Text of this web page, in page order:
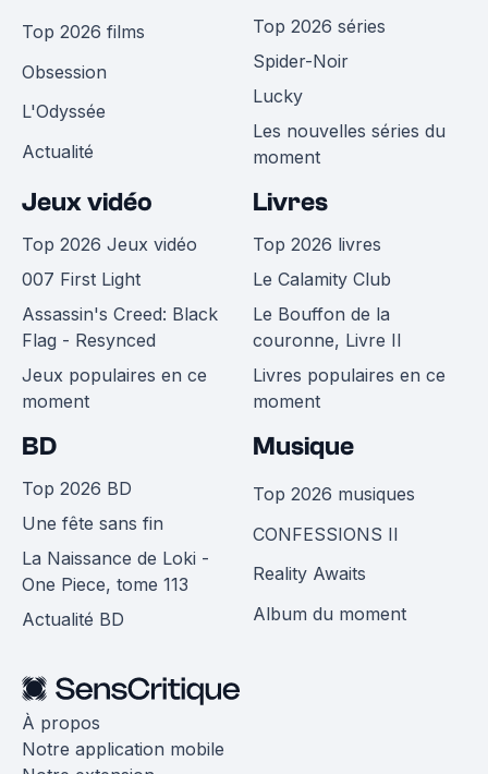
Top 2026 films
Obsession
L'Odyssée
Actualité
Top 2026 séries
Spider-Noir
Lucky
Les nouvelles séries du
moment
Jeux vidéo
Top 2026 Jeux vidéo
007 First Light
Assassin's Creed: Black
Flag - Resynced
Jeux populaires en ce
moment
Livres
Top 2026 livres
Le Calamity Club
Le Bouffon de la
couronne, Livre II
Livres populaires en ce
moment
BD
Top 2026 BD
Une fête sans fin
La Naissance de Loki -
One Piece, tome 113
Actualité BD
Musique
Top 2026 musiques
CONFESSIONS II
Reality Awaits
Album du moment
À propos
Notre application mobile